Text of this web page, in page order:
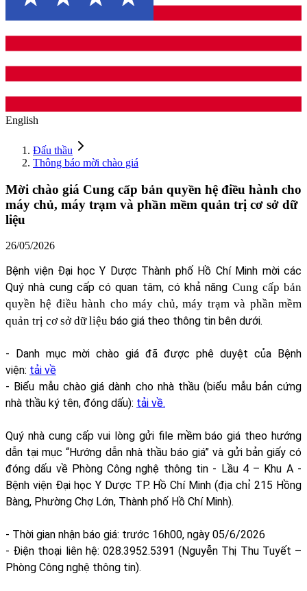
English
Đấu thầu
Thông báo mời chào giá
Mời chào giá Cung cấp bản quyền hệ điều hành cho
máy chủ, máy trạm và phần mềm quản trị cơ sở dữ
liệu
26/05/2026
Bệnh viện Đại học Y Dược Thành phố Hồ Chí Minh mời các
Quý nhà cung cấp có quan tâm, có khả năng Cung cấp bản
quyền hệ điều hành cho máy chủ, máy trạm và phần mềm
quản trị cơ sở dữ liệu báo giá theo thông tin bên dưới.
- Danh mục mời chào giá đã được phê duyệt của Bệnh
viện: tải về
- Biểu mẫu chào giá dành cho nhà thầu (biểu mẫu bản cứng
nhà thầu ký tên, đóng dấu): tải về.
Quý nhà cung cấp vui lòng gửi file mềm báo giá theo hướng
dẫn tại mục “Hướng dẫn nhà thầu báo giá” và gửi bản giấy có
đóng dấu về Phòng Công nghệ thông tin - Lầu 4 – Khu A -
Bệnh viện Đại học Y Dược TP. Hồ Chí Minh (địa chỉ 215 Hồng
Bàng, Phường Chợ Lớn, Thành phố Hồ Chí Minh).
- Thời gian nhận báo giá: trước 16h00, ngày 05/6/2026
- Điện thoại liên hệ: 028.3952.5391 (Nguyễn Thị Thu Tuyết –
Phòng Công nghệ thông tin).